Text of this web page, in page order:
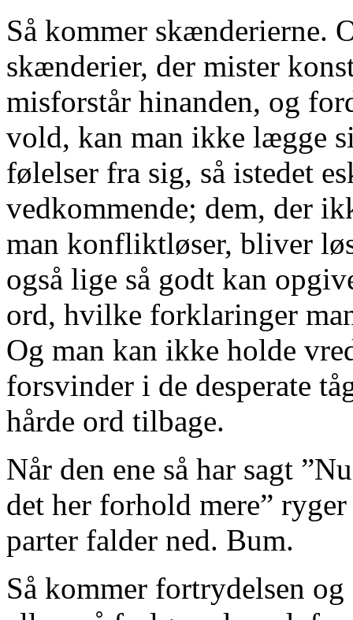
Så kommer skænderierne.
skænderier, der mister
misforstår hinanden, og
vold, kan man ikke lægge
følelser fra sig, så istedet
vedkommende; dem, der
man konfliktløser, bliver
også lige så godt kan
ord, hvilke forklaringer
Og man kan ikke holde
forsvinder i de desperate
hårde ord tilbage.
Når den ene så har sagt
det her forhold mere”
parter falder ned. Bum.
Så kommer fortrydelsen og